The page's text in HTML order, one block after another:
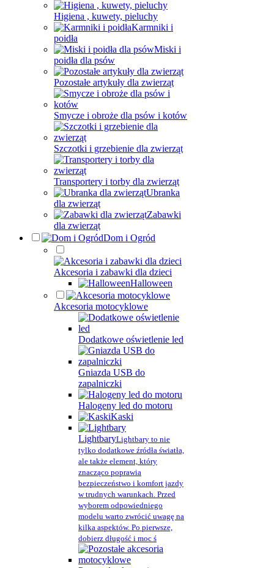
Higiena , kuwety, pieluchy
Karmniki i
poidła
Miski i
poidła dla psów
Pozostałe artykuły dla zwierząt
Smycze i obroże dla psów i kotów
Szczotki i grzebienie dla zwierząt
Transportery i torby dla zwierząt
Ubranka
dla zwierząt
Zabawki
dla zwierząt
Dom i Ogród
Akcesoria i zabawki dla dzieci
Halloween
Akcesoria motocyklowe
Dodatkowe oświetlenie led
Gniazda USB do
zapalniczki
Halogeny led do motoru
Kaski
LightbaryLightbary to nie
tylko dodatkowe źródła światła,
ale także element, który
znacząco poprawia
bezpieczeństwo i komfort jazdy
w trudnych warunkach. Przed
wyborem odpowiedniego
modelu warto zwrócić uwagę na
kilka aspektów. Po pierwsze,
dobierz długość i moc ś